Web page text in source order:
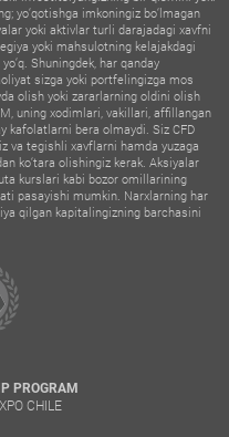
yo‘qotishga imkoningiz bo‘lmagan
yoki aktivlar turli darajadagi xavfni
yoki mahsulotning kelajakdagi
Shuningdek, har qanday
sizga yoki portfelingizga mos
olish yoki zararlarning oldini olish
uning xodimlari, vakillari, affillangan
kafolatlarni bera olmaydi. Siz CFD
va tegishli xavflarni hamda yuzaga
ko‘tara olishingiz kerak. Aksiyalar
kurslari kabi bozor omillarining
pasayishi mumkin. Narxlarning har
qilgan kapitalingizning barchasini
PROGRAM
CHILE